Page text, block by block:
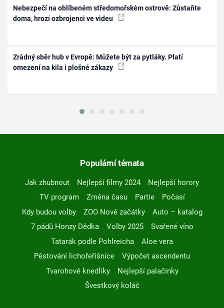
Nebezpečí na oblíbeném středomořském ostrově: Zůstaňte
doma, hrozí ozbrojenci ve videu
Zrádný sběr hub v Evropě: Můžete být za pytláky. Platí
omezení na kila i plošné zákazy
Populární témata
Jak zhubnout Nejlepší filmy 2024
Nejlepší horory
TV program
Změna času Partie
Počasí
Kdy budou volby
ZOO Nové začátky
Auto – katalog
7 pádů Honzy Dědka
Volby 2025
Svařené víno
Tatarák podle Pohlreicha
Aloe vera
Pěstování lichořeřišnice
Výpočet ascendentu
Tvarohové knedlíky
Nejlepší palačinky
Švestkový koláč